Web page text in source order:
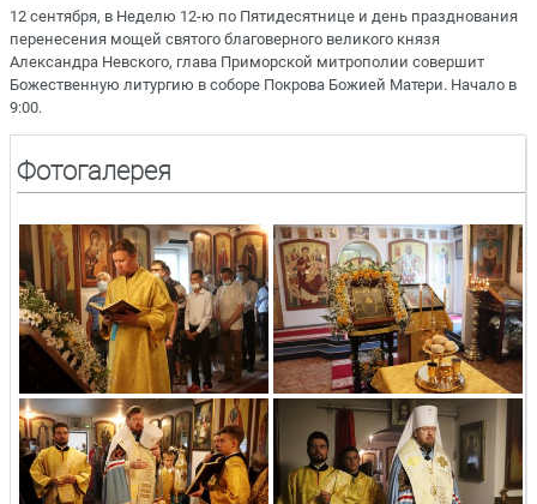
12 сентября, в Неделю 12-ю по Пятидесятнице и день празднования
перенесения мощей святого благоверного великого князя
Александра Невского, глава Приморской митрополии совершит
Божественную литургию в соборе Покрова Божией Матери. Начало в
9:00.
Фотогалерея